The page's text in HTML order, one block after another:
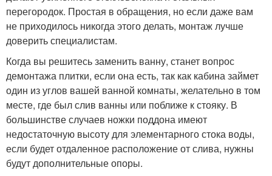
перегородок. Простая в обращения, но если даже вам
не приходилось никогда этого делать, монтаж лучше
доверить специалистам.
Когда вы решитесь заменить ванну, станет вопрос
демонтажа плитки, если она есть, так как кабина займет
один из углов вашей ванной комнаты, желательно в том
месте, где был слив ванны или поближе к стояку. В
большинстве случаев ножки поддона имеют
недостаточную высоту для элементарного стока воды,
если будет отдаленное расположение от слива, нужны
будут дополнительные опоры.